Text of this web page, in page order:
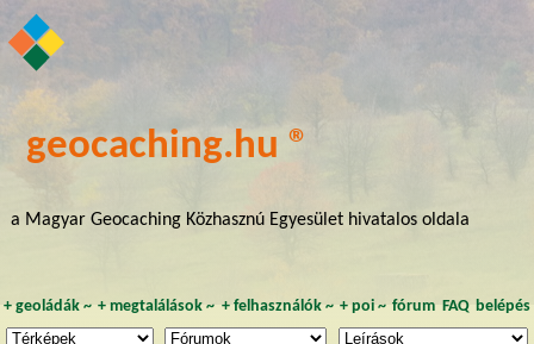
geocaching.hu ®
a Magyar Geocaching Közhasznú Egyesület hivatalos oldala
+ geoládák~ +megtalálások ~ + felhasználók~ + poi~ fórum FAQ belépés